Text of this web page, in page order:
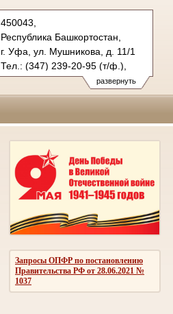
развернуть
450043,
Республика Башкортостан,
г. Уфа, ул. Мушникова, д. 11/1
Тел.: (347) 239-20-95 (т/ф.),
(347) 239-64-14
kalininsky.bkr@sudrf.ru
Запросы ОПФР по постановлению
Правительства РФ от 28.06.2021 №
1037